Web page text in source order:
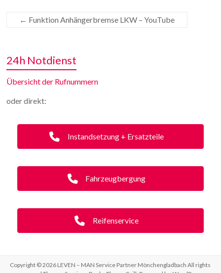
← Funktion Anhängerbremse LKW – YouTube
24h Notdienst
Übersicht der Rufnummern
oder direkt:
Instandsetzung + Ersatzteile
Fahrzeugbergung
Reifenservice
Copyright © 2026 LEVEN – MAN Service Partner Mönchengladbach All rights